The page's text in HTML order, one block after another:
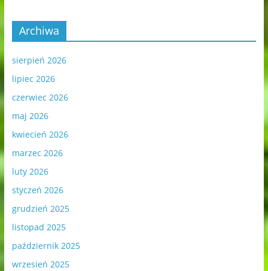
Archiwa
sierpień 2026
lipiec 2026
czerwiec 2026
maj 2026
kwiecień 2026
marzec 2026
luty 2026
styczeń 2026
grudzień 2025
listopad 2025
październik 2025
wrzesień 2025